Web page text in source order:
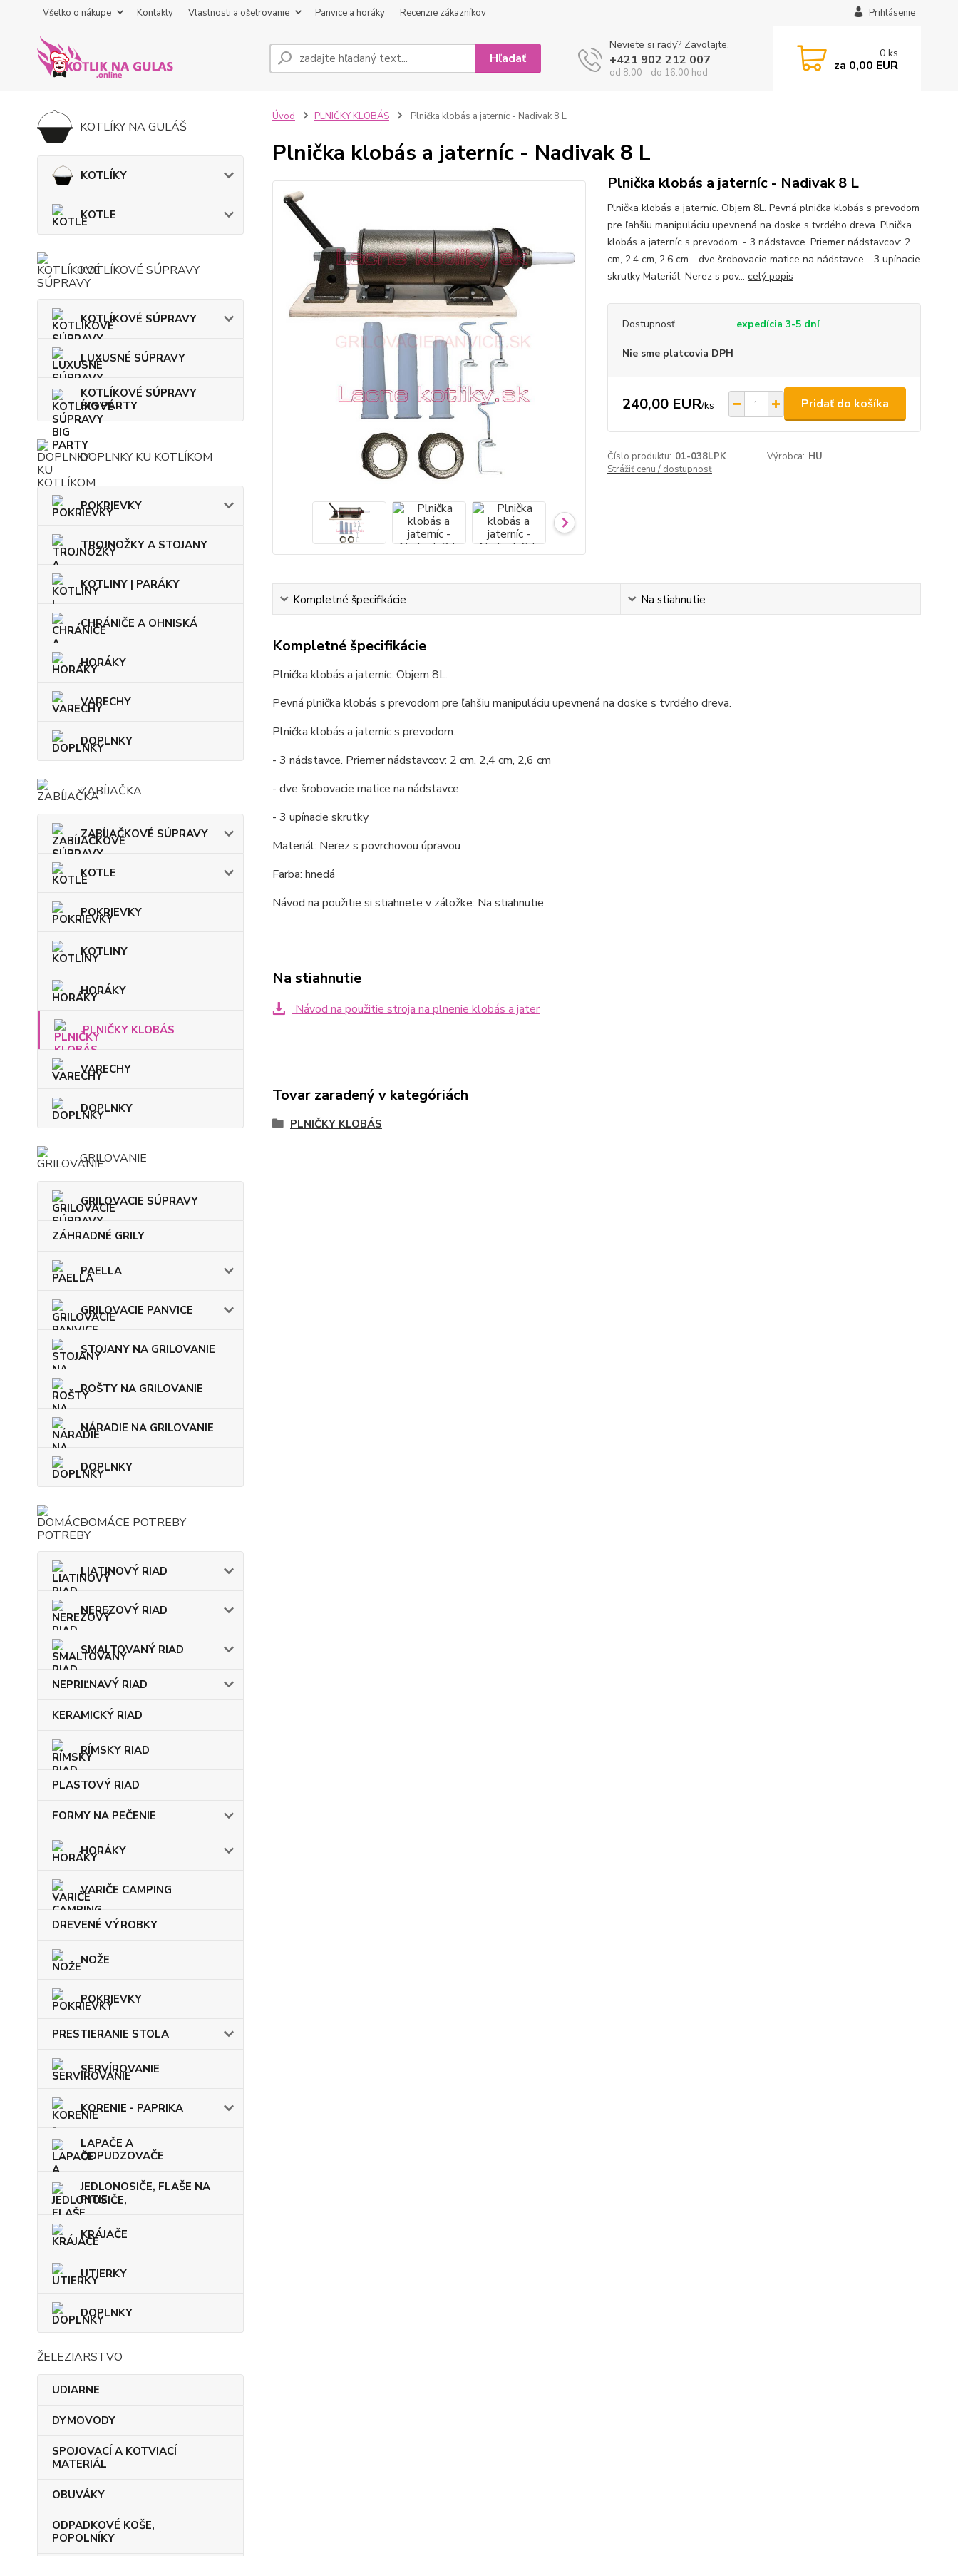
Všetko o nákupe Kontakty Vlastnosti a ošetrovanie Panvice a horáky Recenzie zákazníkov Prihlásenie
Hľadať
Neviete si rady? Zavolajte.
+421 902 212 007
od 8:00 - do 16:00 hod
0 ks
za 0,00 EUR
KOTLÍKY NA GULÁŠ
KOTLÍKY
KOTLE
KOTLÍKOVÉ SÚPRAVY
KOTLÍKOVÉ SÚPRAVY
LUXUSNÉ SÚPRAVY
KOTLÍKOVÉ SÚPRAVY
BIG PARTY
DOPLNKY KU KOTLÍKOM
POKRIEVKY
TROJNOŽKY A STOJANY
KOTLINY | PARÁKY
CHRÁNIČE A OHNISKÁ
HORÁKY
VARECHY
DOPLNKY
ZABÍJAČKA
ZABÍJAČKOVÉ SÚPRAVY
KOTLE
POKRIEVKY
KOTLINY
HORÁKY
PLNIČKY KLOBÁS
VARECHY
DOPLNKY
GRILOVANIE
GRILOVACIE SÚPRAVY
ZÁHRADNÉ GRILY
PAELLA
GRILOVACIE PANVICE
STOJANY NA GRILOVANIE
ROŠTY NA GRILOVANIE
NÁRADIE NA GRILOVANIE
DOPLNKY
DOMÁCE POTREBY
LIATINOVÝ RIAD
NEREZOVÝ RIAD
SMALTOVANÝ RIAD
NEPRIĽNAVÝ RIAD
KERAMICKÝ RIAD
RÍMSKY RIAD
PLASTOVÝ RIAD
FORMY NA PEČENIE
HORÁKY
VARIČE CAMPING
DREVENÉ VÝROBKY
NOŽE
POKRIEVKY
PRESTIERANIE STOLA
SERVÍROVANIE
KORENIE - PAPRIKA
LAPAČE A
ODPUDZOVAČE
JEDLONOSIČE, FLAŠE NA
PITIE
KRÁJAČE
UTIERKY
DOPLNKY
ŽELEZIARSTVO
UDIARNE
DYMOVODY
SPOJOVACÍ A KOTVIACÍ
MATERIÁL
OBUVÁKY
ODPADKOVÉ KOŠE,
POPOLNÍKY
Úvod PLNIČKY KLOBÁS Plnička klobás a jaterníc - Nadivak 8 L
Plnička klobás a jaterníc - Nadivak 8 L
Plnička klobás a jaterníc - Nadivak 8 L
Plnička klobás a jaterníc. Objem 8L. Pevná plnička klobás s prevodom
pre ľahšiu manipuláciu upevnená na doske s tvrdého dreva. Plnička
klobás a jaterníc s prevodom. - 3 nádstavce. Priemer nádstavcov: 2
cm, 2,4 cm, 2,6 cm - dve šrobovacie matice na nádstavce - 3 upínacie
skrutky Materiál: Nerez s pov... celý popis
Dostupnosť expedícia 3-5 dní
Nie sme platcovia DPH
240,00 EUR/ks Pridať do košíka
Číslo produktu: 01-038LPK Výrobca: HU
Strážiť cenu / dostupnosť
Kompletné špecifikácie Na stiahnutie
Kompletné špecifikácie
Plnička klobás a jaterníc. Objem 8L.
Pevná plnička klobás s prevodom pre ľahšiu manipuláciu upevnená na doske s tvrdého dreva.
Plnička klobás a jaterníc s prevodom.
- 3 nádstavce. Priemer nádstavcov: 2 cm, 2,4 cm, 2,6 cm
- dve šrobovacie matice na nádstavce
- 3 upínacie skrutky
Materiál: Nerez s povrchovou úpravou
Farba: hnedá
Návod na použitie si stiahnete v záložke: Na stiahnutie
Na stiahnutie
Návod na použitie stroja na plnenie klobás a jater
Tovar zaradený v kategóriách
PLNIČKY KLOBÁS